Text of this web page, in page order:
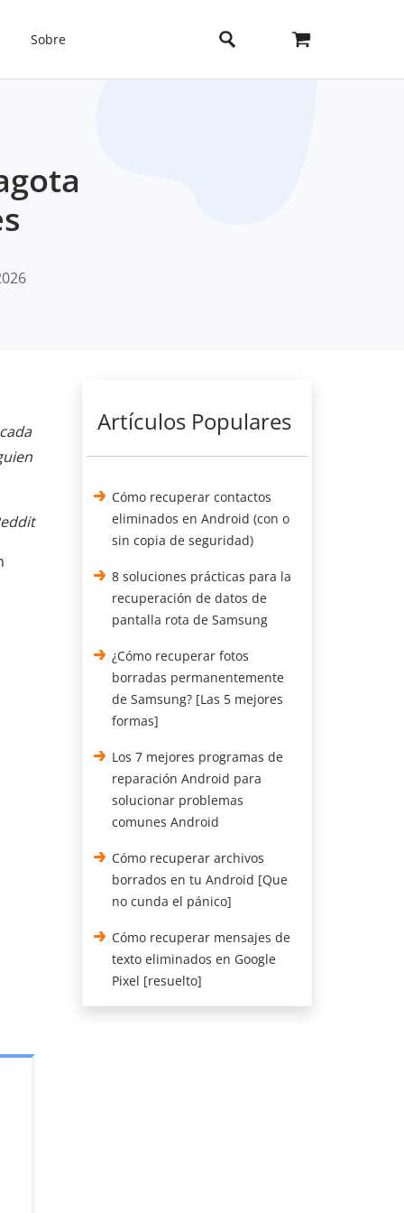
Sobre
Artículos Populares
Cómo recuperar contactos
eliminados en Android (con o
sin copia de seguridad)
8 soluciones prácticas para la
recuperación de datos de
pantalla rota de Samsung
¿Cómo recuperar fotos
borradas permanentemente
de Samsung? [Las 5 mejores
formas]
Los 7 mejores programas de
reparación Android para
solucionar problemas
comunes Android
Cómo recuperar archivos
borrados en tu Android [Que
no cunda el pánico]
Cómo recuperar mensajes de
texto eliminados en Google
Pixel [resuelto]